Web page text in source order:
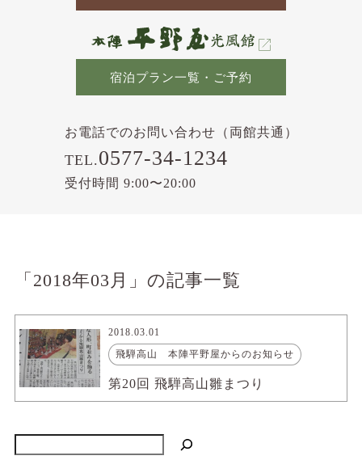
宿泊プラン一覧・ご予約
お電話でのお問い合わせ（両館共通）
TEL.0577-34-1234
受付時間 9:00〜20:00
「2018年03月」の記事一覧
2018.03.01
飛騨高山 本陣平野屋からのお知らせ
第20回 飛騨高山雛まつり